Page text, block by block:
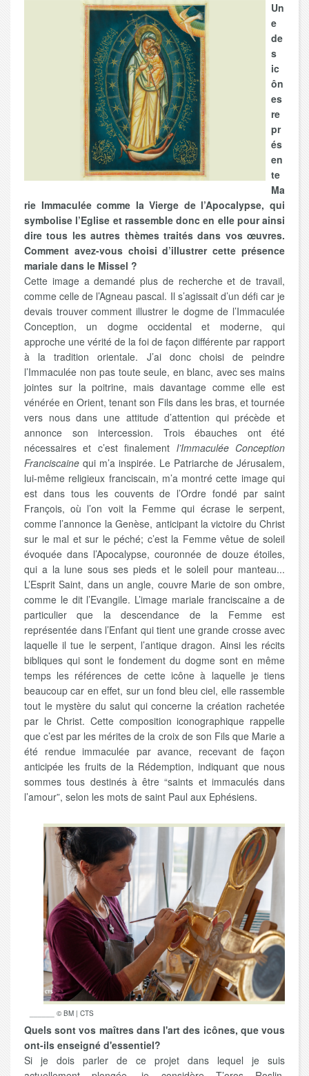
Un
e
de
s
ic
ôn
es
re
pr
és
en
te
Ma
rie Immaculée comme la Vierge de l’Apocalypse, qui
symbolise l’Eglise et rassemble donc en elle pour ainsi
dire tous les autres thèmes traités dans vos œuvres.
Comment avez-vous choisi d’illustrer cette présence
mariale dans le Missel ?
Cette image a demandé plus de recherche et de travail,
comme celle de l’Agneau pascal. Il s’agissait d’un défi car je
devais trouver comment illustrer le dogme de l’Immaculée
Conception, un dogme occidental et moderne, qui
approche une vérité de la foi de façon différente par rapport
à la tradition orientale. J’ai donc choisi de peindre
l’Immaculée non pas toute seule, en blanc, avec ses mains
jointes sur la poitrine, mais davantage comme elle est
vénérée en Orient, tenant son Fils dans les bras, et tournée
vers nous dans une attitude d’attention qui précède et
annonce son intercession. Trois ébauches ont été
nécessaires et c’est finalement l’Immaculée Conception
Franciscaine qui m’a inspirée. Le Patriarche de Jérusalem,
lui-même religieux franciscain, m’a montré cette image qui
est dans tous les couvents de l’Ordre fondé par saint
François, où l’on voit la Femme qui écrase le serpent,
comme l’annonce la Genèse, anticipant la victoire du Christ
sur le mal et sur le péché; c’est la Femme vêtue de soleil
évoquée dans l’Apocalypse, couronnée de douze étoiles,
qui a la lune sous ses pieds et le soleil pour manteau...
L’Esprit Saint, dans un angle, couvre Marie de son ombre,
comme le dit l’Evangile. L’image mariale franciscaine a de
particulier que la descendance de la Femme est
représentée dans l’Enfant qui tient une grande crosse avec
laquelle il tue le serpent, l’antique dragon. Ainsi les récits
bibliques qui sont le fondement du dogme sont en même
temps les références de cette icône à laquelle je tiens
beaucoup car en effet, sur un fond bleu ciel, elle rassemble
tout le mystère du salut qui concerne la création rachetée
par le Christ. Cette composition iconographique rappelle
que c’est par les mérites de la croix de son Fils que Marie a
été rendue immaculée par avance, recevant de façon
anticipée les fruits de la Rédemption, indiquant que nous
sommes tous destinés à être “saints et immaculés dans
l’amour”, selon les mots de saint Paul aux Ephésiens.
______ © BM | CTS
Quels sont vos maîtres dans l'art des icônes, que vous
ont-ils enseigné d'essentiel?
Si je dois parler de ce projet dans lequel je suis